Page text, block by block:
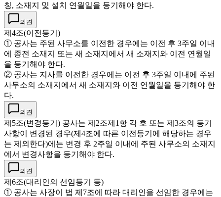
칭, 소재지 및 설치 연월일을 등기해야 한다.
의견
제4조(이전등기)
① 공사는 주된 사무소를 이전한 경우에는 이전 후 3주일 이내
에 종전 소재지 또는 새 소재지에서 새 소재지와 이전 연월일
을 등기해야 한다.
② 공사는 지사를 이전한 경우에는 이전 후 3주일 이내에 주된
사무소의 소재지에서 새 소재지와 이전 연월일을 등기해야 한
다.
의견
제5조(변경등기) 공사는 제2조제1항 각 호 또는 제3조의 등기
사항이 변경된 경우(제4조에 따른 이전등기에 해당하는 경우
는 제외한다)에는 변경 후 2주일 이내에 주된 사무소의 소재지
에서 변경사항을 등기해야 한다.
의견
제6조(대리인의 선임등기 등)
① 공사는 사장이 법 제7조에 따라 대리인을 선임한 경우에는